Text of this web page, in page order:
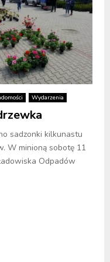
Wydarzenia
sadzonki kilkunastu
W minioną sobotę 11
Odpadów